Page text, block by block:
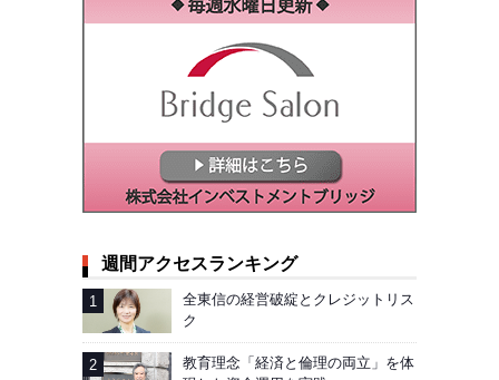
週間アクセスランキング
全東信の経営破綻とクレジットリス
ク
教育理念「経済と倫理の両立」を体